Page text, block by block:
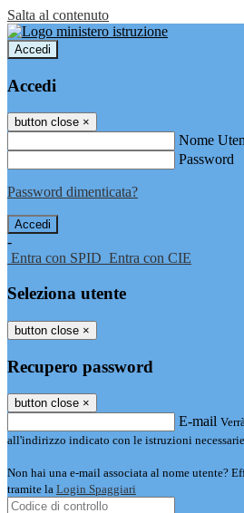
Salta al contenuto
Accedi
Accedi
button close ×
Nome
Password
Password dimenticata?
-
Entra con SPID Entra con CIE
Seleziona utente
button close ×
Recupero password
button close ×
E-mail
all'indirizzo indicato con le istruzioni
Non hai una e-mail associata al nome utente?
tramite la Login Spaggiari